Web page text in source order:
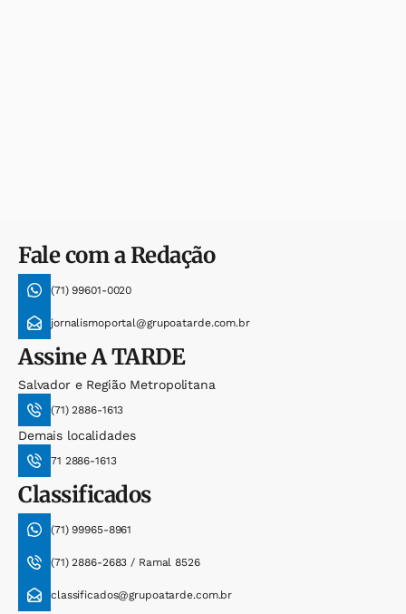
Fale com a Redação
(71) 99601-0020
jornalismoportal@grupoatarde.com.br
AssineA TARDE
Salvador e Região Metropolitana
(71) 2886-1613
Demais localidades
71 2886-1613
Classificados
(71) 99965-8961
(71) 2886-2683 / Ramal 8526
classificados@grupoatarde.com.br